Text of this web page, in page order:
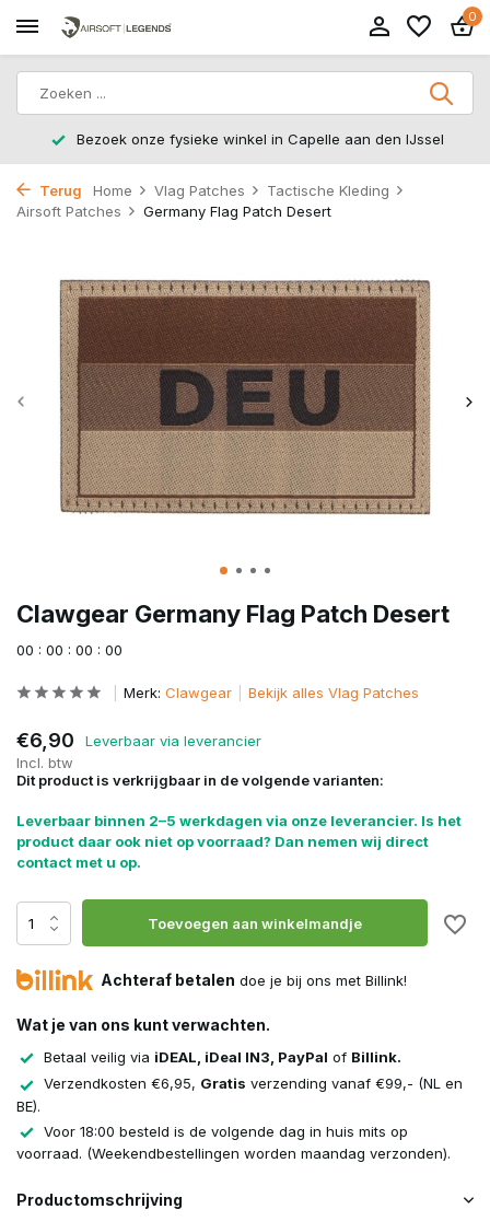
0
Bezoek onze fysieke winkel in Capelle aan den IJssel
Terug Home Vlag Patches
Tactische Kleding
Airsoft Patches
Germany Flag Patch Desert
Clawgear Germany Flag Patch Desert
00 : 00 : 00 : 00
Merk: Clawgear Bekijk alles Vlag Patches
€6,90
Leverbaar via leverancier
Incl. btw
Dit product is verkrijgbaar in de volgende varianten:
Leverbaar binnen 2–5 werkdagen via onze leverancier. Is het
product daar ook niet op voorraad? Dan nemen wij direct
contact met u op.
Toevoegen aan winkelmandje
Achteraf betalen doe je bij ons met Billink!
Wat je van ons kunt verwachten.
Betaal veilig via iDEAL, iDeal IN3, PayPal of Billink.
Verzendkosten €6,95, Gratis verzending vanaf €99,- (NL en
BE).
Voor 18:00 besteld is de volgende dag in huis mits op
voorraad. (Weekendbestellingen worden maandag verzonden).
Productomschrijving